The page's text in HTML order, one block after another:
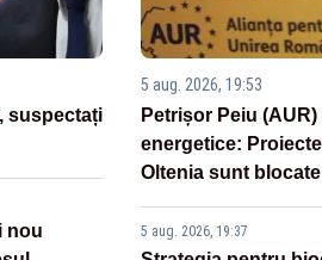
suspectați
nou
5 aug. 2026, 19:53
Petrișor Peiu
energetice:
Oltenia sunt
5 aug. 2026, 19:37